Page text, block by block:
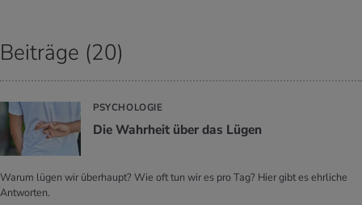
Beiträge (20)
PSYCHOLOGIE
Die Wahr­heit über das Lügen
Warum lügen wir überhaupt? Wie oft tun wir es pro Tag? Hier gibt es ehrliche
Antworten.